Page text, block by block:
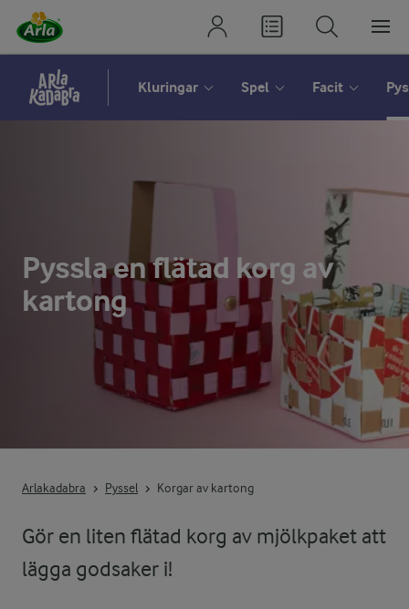
Kluringar Spel Facit
Pyssla en flätad korg av
kartong
Arlakadabra Pyssel Korgar av kartong
Gör en liten flätad korg av mjölkpaket att
lägga godsaker i!